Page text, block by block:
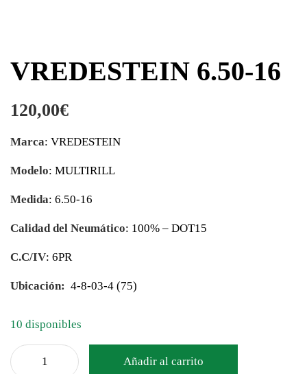
VREDESTEIN 6.50-16
120,00€
Marca: VREDESTEIN
Modelo: MULTIRILL
Medida: 6.50-16
Calidad del Neumático: 100% – DOT15
C.C/IV: 6PR
Ubicación: 4-8-03-4 (75)
10 disponibles
Añadir al carrito